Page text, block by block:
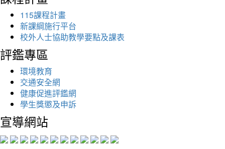
115課程計畫
新課綱施行平台
校外人士協助教學要點及課表
評鑑專區
環境教育
交通安全網
健康促進評鑑網
學生獎懲及申訴
宣導網站